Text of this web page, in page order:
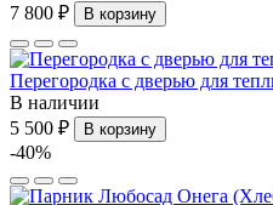
7 800 ₽
В корзину
Перегородка с дверью для
В наличии
5 500 ₽
В корзину
-40%